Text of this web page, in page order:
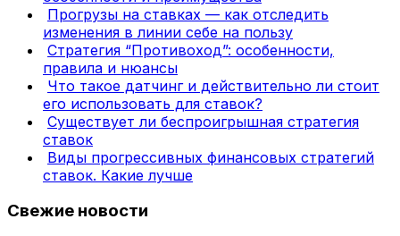
Прогрузы на ставках — как отследить
изменения в линии себе на пользу
Стратегия “Противоход”: особенности,
правила и нюансы
Что такое датчинг и действительно ли стоит
его использовать для ставок?
Существует ли беспроигрышная стратегия
ставок
Виды прогрессивных финансовых стратегий
ставок. Какие лучше
Свежие новости